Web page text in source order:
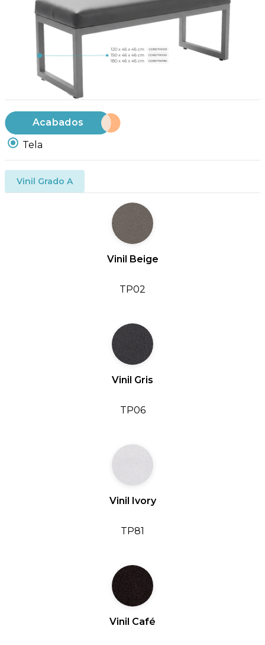
Acabados
Tela
Vinil Grado A
Vinil Beige
TP02
Vinil Gris
TP06
Vinil Ivory
TP81
Vinil Café